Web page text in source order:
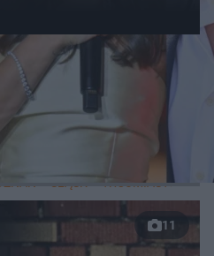
WIĘCEJ
TRÓJMIASTO
11